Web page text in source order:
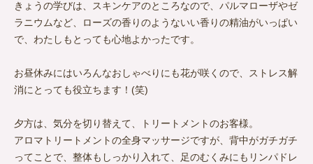
きょうの学びは、スキンケアのところなので、パルマローザやゼ
ラニウムなど、ローズの香りのようないい香りの精油がいっぱい
で、わたしもとっても心地よかったです。
お昼休みにはいろんなおしゃべりにも花が咲くので、ストレス解
消にとっても役立ちます！(笑)
夕方は、気分を切り替えて、トリートメントのお客様。
アロマトリートメントの全身マッサージですが、背中がガチガチ
ってことで、整体もしっかり入れて、足のむくみにもリンパドレ